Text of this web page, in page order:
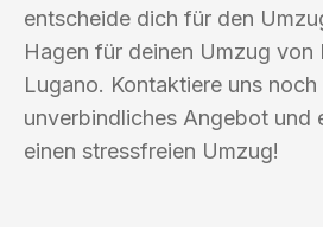
entscheide dich für den
Hagen für deinen Umzug von
Lugano. Kontaktiere uns
unverbindliches Angebot und
einen stressfreien Umzug!